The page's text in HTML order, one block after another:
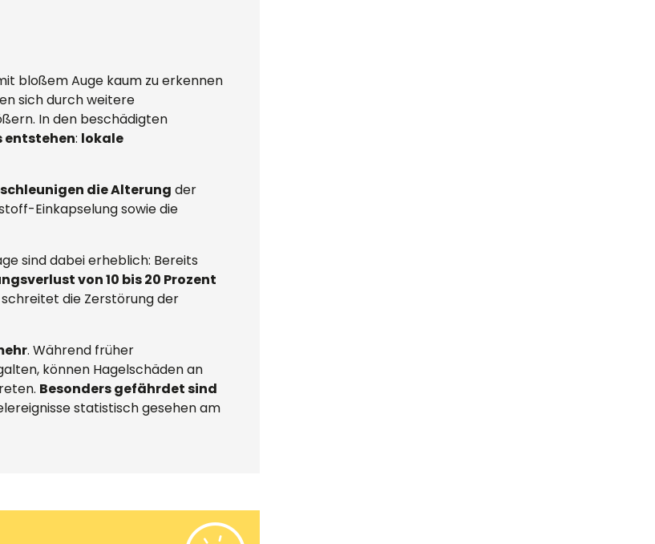
bloßem Auge kaum zu erkennen
sich durch weitere
In den beschädigten
entstehen: lokale
die Alterung der
Einkapselung sowie die
sind dabei erheblich: Bereits
von 10 bis 20 Prozent
die Zerstörung der
. Während früher
können Hagelschäden an
Besonders gefährdet sind
statistisch gesehen am